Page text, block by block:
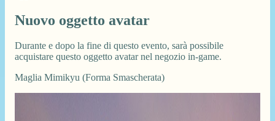
Nuovo oggetto avatar
Durante e dopo la fine di questo evento, sarà possibile
acquistare questo oggetto avatar nel negozio in-game.
Maglia Mimikyu (Forma Smascherata)